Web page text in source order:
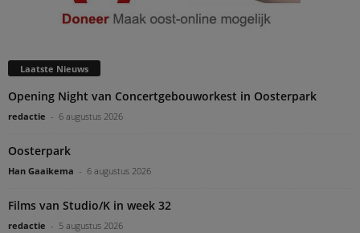
Laatste Nieuws
Opening Night van Concertgebouworkest in Oosterpark
redactie - 6 augustus 2026
Oosterpark
Han Gaaikema - 6 augustus 2026
Films van Studio/K in week 32
redactie - 5 augustus 2026